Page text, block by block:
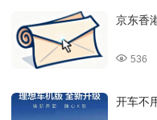
京东香
536
开车不